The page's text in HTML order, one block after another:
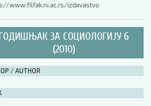
www.filfak.ni.ac.rs/izdavastvo
ЗА СОЦИОЛОГИЈУ 6
(2010)
/ AUTHOR